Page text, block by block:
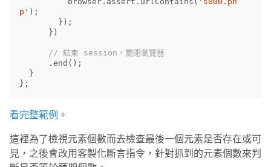
p ' );
});
})
// 結束 session，關閉瀏覽器
. end ();
}
};
看完整範例 。
這裡為了檢視元素個數而去檢查最後一個元素是否存在或可
見，之後會改用客製化斷言指令，針對抓到的元素個數來判